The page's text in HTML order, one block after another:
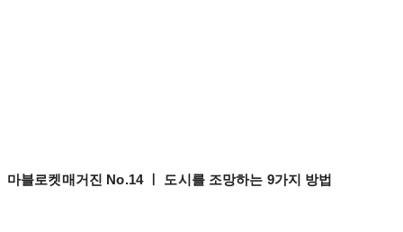
마블로켓매거진 No.14 ㅣ 도시를 조망하는 9가지 방법